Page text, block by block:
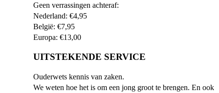
Geen verrassingen achteraf:
Nederland: €4,95
België: €7,95
Europa: €13,00
UITSTEKENDE SERVICE
Ouderwets kennis van zaken.
We weten hoe het is om een jong groot te brengen. En ook